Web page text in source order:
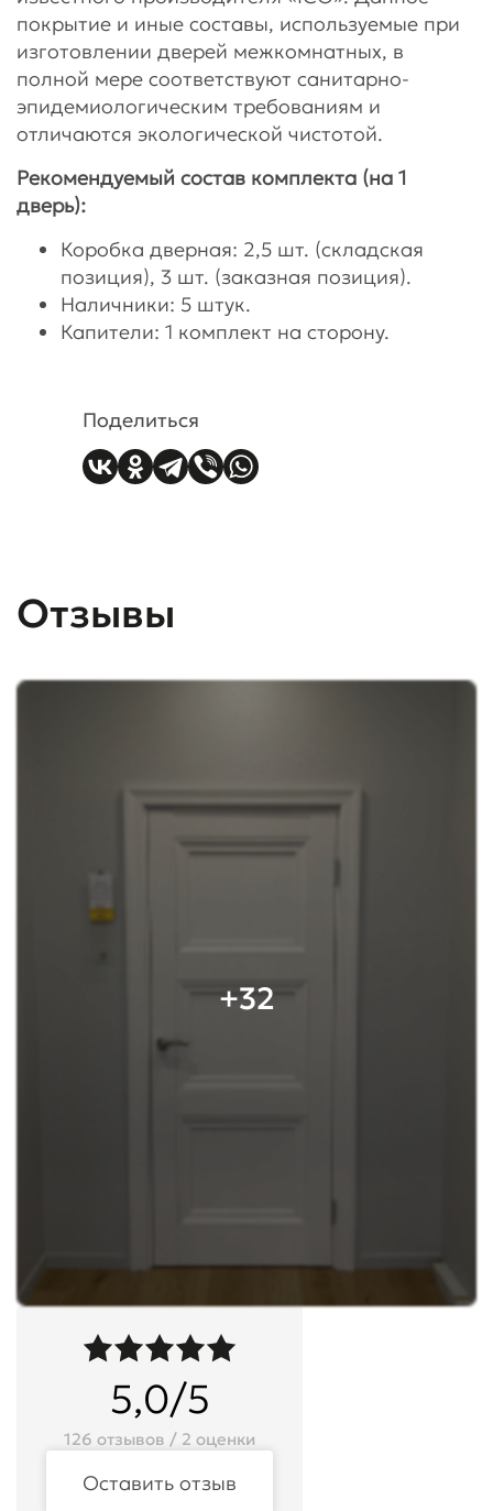
покрытие и иные составы, используемые при
изготовлении дверей межкомнатных, в
полной мере соответствуют санитарно-
эпидемиологическим требованиям и
отличаются экологической чистотой.
Рекомендуемый состав комплекта (на 1
дверь):
Коробка дверная: 2,5 шт. (складская
позиция), 3 шт. (заказная позиция).
Наличники: 5 штук.
Капители: 1 комплект на сторону.
Поделиться
Отзывы
+32
5,0/5
126 отзывов / 2 оценки
Оставить отзыв